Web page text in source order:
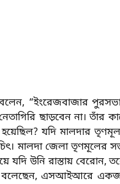
“ইংরেজবাজার
ছাড়বেন না। তাঁর
যদি মালদার
মালদা জেলা তৃণমূলের
যদি উনি রাস্তায় বেরোন,
বলেছেন, এসআইআরে